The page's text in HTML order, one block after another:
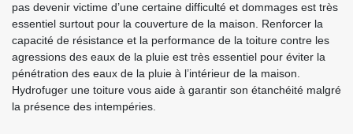
pas devenir victime d’une certaine difficulté et dommages est très
essentiel surtout pour la couverture de la maison. Renforcer la
capacité de résistance et la performance de la toiture contre les
agressions des eaux de la pluie est très essentiel pour éviter la
pénétration des eaux de la pluie à l’intérieur de la maison.
Hydrofuger une toiture vous aide à garantir son étanchéité malgré
la présence des intempéries.